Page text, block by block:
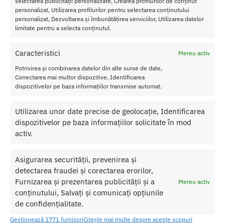
personalizat, Utilizarea profilurilor pentru selectarea conținutului
personalizat, Dezvoltarea și îmbunătățirea serviciilor, Utilizarea datelor
limitate pentru a selecta conținutul.
Caracteristici
Mereu activ
Potrivirea și combinarea datelor din alte surse de date,
Conectarea mai multor dispozitive, Identificarea
dispozitivelor pe baza informațiilor transmise automat.
Utilizarea unor date precise de geolocație, Identificarea
dispozitivelor pe baza informațiilor solicitate în mod
activ.
Asigurarea securității, prevenirea și
detectarea fraudei și corectarea erorilor,
Furnizarea și prezentarea publicității și a
conținutului, Salvați și comunicați opțiunile
de confidențialitate.
Mereu activ
Gestionează 1771 furnizoriCitește mai multe despre aceste scopuri
Principalele calitati ale lenjeriei sexy sunt urmatoarele:
Marime:universala
Material:90% Poliamida, 10% Elastan
Culoare:
SKU: 714718072869
Categorii: Ciorapi,LENJERIE FEMEI
Etichetă: Ciorapi Nylon Fishnet Red
Produse similare